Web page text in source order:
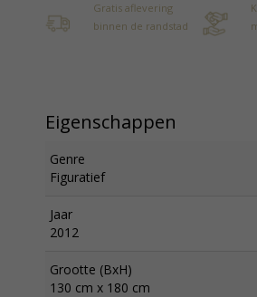
Gratis aflevering
binnen de randstad
Eigenschappen
Genre
Figuratief
Jaar
2012
Grootte (BxH)
130 cm x 180 cm